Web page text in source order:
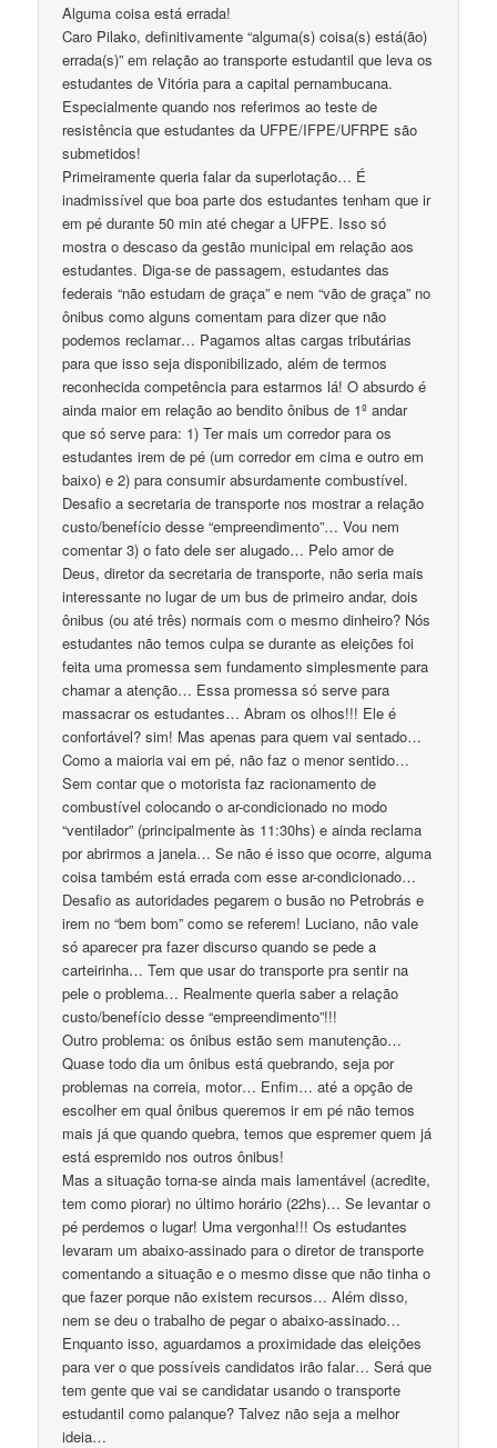
Alguma coisa está errada!
Caro Pilako, definitivamente “alguma(s) coisa(s) está(ão)
errada(s)” em relação ao transporte estudantil que leva os
estudantes de Vitória para a capital pernambucana.
Especialmente quando nos referimos ao teste de
resistência que estudantes da UFPE/IFPE/UFRPE são
submetidos!
Primeiramente queria falar da superlotação… É
inadmissível que boa parte dos estudantes tenham que ir
em pé durante 50 min até chegar a UFPE. Isso só
mostra o descaso da gestão municipal em relação aos
estudantes. Diga-se de passagem, estudantes das
federais “não estudam de graça” e nem “vão de graça” no
ônibus como alguns comentam para dizer que não
podemos reclamar… Pagamos altas cargas tributárias
para que isso seja disponibilizado, além de termos
reconhecida competência para estarmos lá! O absurdo é
ainda maior em relação ao bendito ônibus de 1º andar
que só serve para: 1) Ter mais um corredor para os
estudantes irem de pé (um corredor em cima e outro em
baixo) e 2) para consumir absurdamente combustível.
Desafio a secretaria de transporte nos mostrar a relação
custo/benefício desse “empreendimento”… Vou nem
comentar 3) o fato dele ser alugado… Pelo amor de
Deus, diretor da secretaria de transporte, não seria mais
interessante no lugar de um bus de primeiro andar, dois
ônibus (ou até três) normais com o mesmo dinheiro? Nós
estudantes não temos culpa se durante as eleições foi
feita uma promessa sem fundamento simplesmente para
chamar a atenção… Essa promessa só serve para
massacrar os estudantes… Abram os olhos!!! Ele é
confortável? sim! Mas apenas para quem vai sentado…
Como a maioria vai em pé, não faz o menor sentido…
Sem contar que o motorista faz racionamento de
combustível colocando o ar-condicionado no modo
“ventilador” (principalmente às 11:30hs) e ainda reclama
por abrirmos a janela… Se não é isso que ocorre, alguma
coisa também está errada com esse ar-condicionado…
Desafio as autoridades pegarem o busão no Petrobrás e
irem no “bem bom” como se referem! Luciano, não vale
só aparecer pra fazer discurso quando se pede a
carteirinha… Tem que usar do transporte pra sentir na
pele o problema… Realmente queria saber a relação
custo/benefício desse “empreendimento”!!!
Outro problema: os ônibus estão sem manutenção…
Quase todo dia um ônibus está quebrando, seja por
problemas na correia, motor… Enfim… até a opção de
escolher em qual ônibus queremos ir em pé não temos
mais já que quando quebra, temos que espremer quem já
está espremido nos outros ônibus!
Mas a situação torna-se ainda mais lamentável (acredite,
tem como piorar) no último horário (22hs)… Se levantar o
pé perdemos o lugar! Uma vergonha!!! Os estudantes
levaram um abaixo-assinado para o diretor de transporte
comentando a situação e o mesmo disse que não tinha o
que fazer porque não existem recursos… Além disso,
nem se deu o trabalho de pegar o abaixo-assinado…
Enquanto isso, aguardamos a proximidade das eleições
para ver o que possíveis candidatos irão falar… Será que
tem gente que vai se candidatar usando o transporte
estudantil como palanque? Talvez não seja a melhor
ideia…